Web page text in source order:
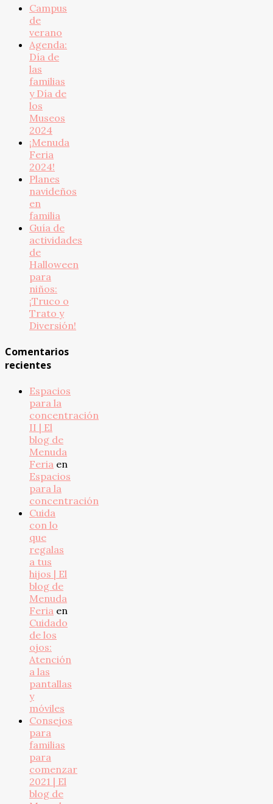
Campus
de
verano
Agenda:
Día de
las
familias
y Día de
los
Museos
2024
¡Menuda
Feria
2024!
Planes
navideños
en
familia
Guía de
actividades
de
Halloween
para
niños:
¡Truco o
Trato y
Diversión!
Comentarios
recientes
Espacios
para la
concentración
II | El
blog de
Menuda
Feria en
Espacios
para la
concentración
Cuida
con lo
que
regalas
a tus
hijos | El
blog de
Menuda
Feria en
Cuidado
de los
ojos:
Atención
a las
pantallas
y
móviles
Consejos
para
familias
para
comenzar
2021 | El
blog de